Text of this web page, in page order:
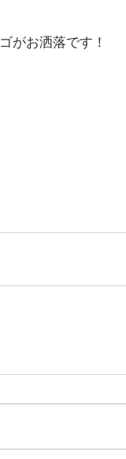
がお洒落です！